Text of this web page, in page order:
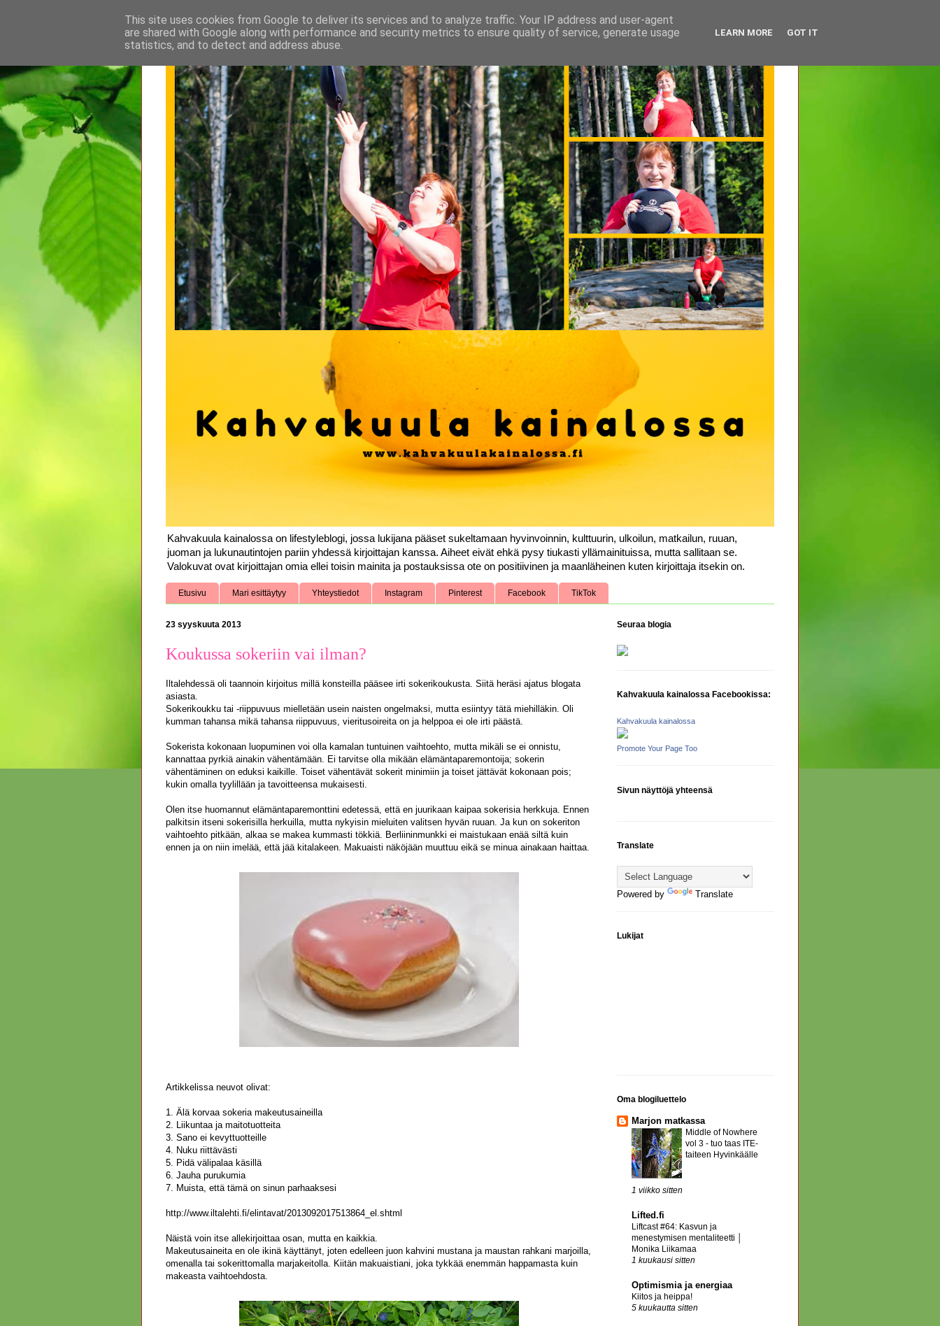
Kahvakuula kainalossa on lifestyleblogi, jossa lukijana pääset sukeltamaan hyvinvoinnin, kulttuurin, ulkoilun, matkailun, ruuan,
juoman ja lukunautintojen pariin yhdessä kirjoittajan kanssa. Aiheet eivät ehkä pysy tiukasti yllämainituissa, mutta sallitaan se.
Valokuvat ovat kirjoittajan omia ellei toisin mainita ja postauksissa ote on positiivinen ja maanläheinen kuten kirjoittaja itsekin on.
Etusivu Mari esittäytyy Yhteystiedot Instagram Pinterest Facebook TikTok
23 syyskuuta 2013
Koukussa sokeriin vai ilman?
Iltalehdessä oli taannoin kirjoitus millä konsteilla pääsee irti sokerikoukusta. Siitä heräsi ajatus blogata
asiasta.
Sokerikoukku tai -riippuvuus mielletään usein naisten ongelmaksi, mutta esiintyy tätä miehilläkin. Oli
kumman tahansa mikä tahansa riippuvuus, vieritusoireita on ja helppoa ei ole irti päästä.
Sokerista kokonaan luopuminen voi olla kamalan tuntuinen vaihtoehto, mutta mikäli se ei onnistu,
kannattaa pyrkiä ainakin vähentämään. Ei tarvitse olla mikään elämäntaparemontoija; sokerin
vähentäminen on eduksi kaikille. Toiset vähentävät sokerit minimiin ja toiset jättävät kokonaan pois;
kukin omalla tyylillään ja tavoitteensa mukaisesti.
Olen itse huomannut elämäntaparemonttini edetessä, että en juurikaan kaipaa sokerisia herkkuja. Ennen
palkitsin itseni sokerisilla herkuilla, mutta nykyisin mieluiten valitsen hyvän ruuan. Ja kun on sokeriton
vaihtoehto pitkään, alkaa se makea kummasti tökkiä. Berliininmunkki ei maistukaan enää siltä kuin
ennen ja on niin imelää, että jää kitalakeen. Makuaisti näköjään muuttuu eikä se minua ainakaan haittaa.
Artikkelissa neuvot olivat:
1. Älä korvaa sokeria makeutusaineilla
2. Liikuntaa ja maitotuotteita
3. Sano ei kevyttuotteille
4. Nuku riittävästi
5. Pidä välipalaa käsillä
6. Jauha purukumia
7. Muista, että tämä on sinun parhaaksesi
http://www.iltalehti.fi/elintavat/2013092017513864_el.shtml
Näistä voin itse allekirjoittaa osan, mutta en kaikkia.
Makeutusaineita en ole ikinä käyttänyt, joten edelleen juon kahvini mustana ja maustan rahkani marjoilla,
omenalla tai sokerittomalla marjakeitolla. Kiitän makuaistiani, joka tykkää enemmän happamasta kuin
makeasta vaihtoehdosta.
Seuraa blogia
Kahvakuula kainalossa Facebookissa:
Kahvakuula kainalossa
Promote Your Page Too
Sivun näyttöjä yhteensä
Translate
Powered by Translate
Lukijat
Oma blogiluettelo
Marjon matkassa
Middle of Nowhere
vol 3 - tuo taas ITE-
taiteen Hyvinkäälle
1 viikko sitten
Lifted.fi
Liftcast #64: Kasvun ja
menestymisen mentaliteetti │
Monika Liikamaa
1 kuukausi sitten
Optimismia ja energiaa
Kiitos ja heippa!
5 kuukautta sitten
This site uses cookies from Google to deliver its services and to analyze traffic. Your IP address and user-agent
are shared with Google along with performance and security metrics to ensure quality of service, generate usage
statistics, and to detect and address abuse.
LEARN MORE GOT IT